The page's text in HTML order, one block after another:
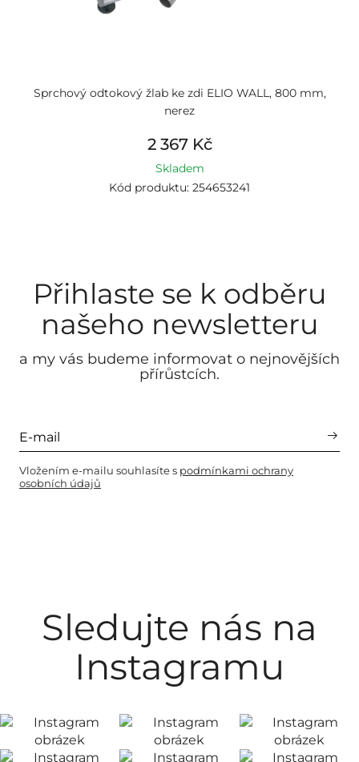
Sprchový odtokový žlab ke zdi ELIO WALL, 800 mm,
nerez
2 367 Kč
Skladem
Kód produktu: 254653241
Přihlaste se k odběru
našeho newsletteru
a my vás budeme informovat o nejnovějších
přírůstcích.
Vložením e-mailu souhlasíte s podmínkami ochrany
osobních údajů
Sledujte nás na
Instagramu